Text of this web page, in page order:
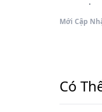
manh
"Nam
Kí Ức
Mới Cập
Có